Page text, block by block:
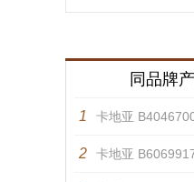
同品牌
1 卡地亚
2 卡地亚